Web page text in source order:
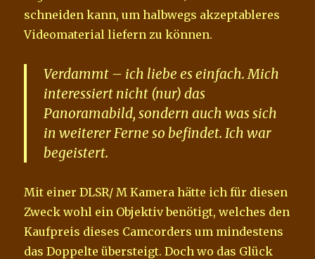
schneiden kann, um halbwegs akzeptableres
Videomaterial liefern zu können.
Verdammt – ich liebe es einfach. Mich
interessiert nicht (nur) das
Panoramabild, sondern auch was sich
in weiterer Ferne so befindet. Ich war
begeistert.
Mit einer DLSR/ M Kamera hätte ich für diesen
Zweck wohl ein Objektiv benötigt, welches den
Kaufpreis dieses Camcorders um mindestens
das Doppelte übersteigt. Doch wo das Glück